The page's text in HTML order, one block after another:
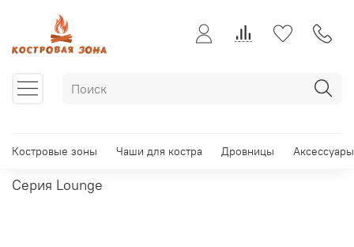
Костровые зоны Чаши для костра Дровницы Аксессуары
Серия Lounge